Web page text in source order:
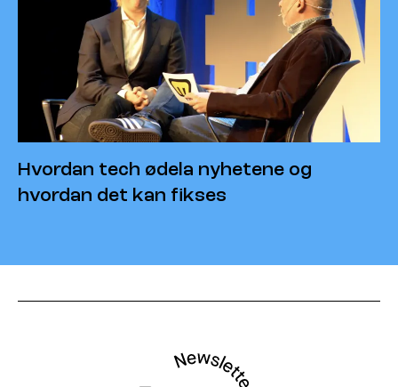
Hvordan tech ødela nyhetene og
hvordan det kan fikses